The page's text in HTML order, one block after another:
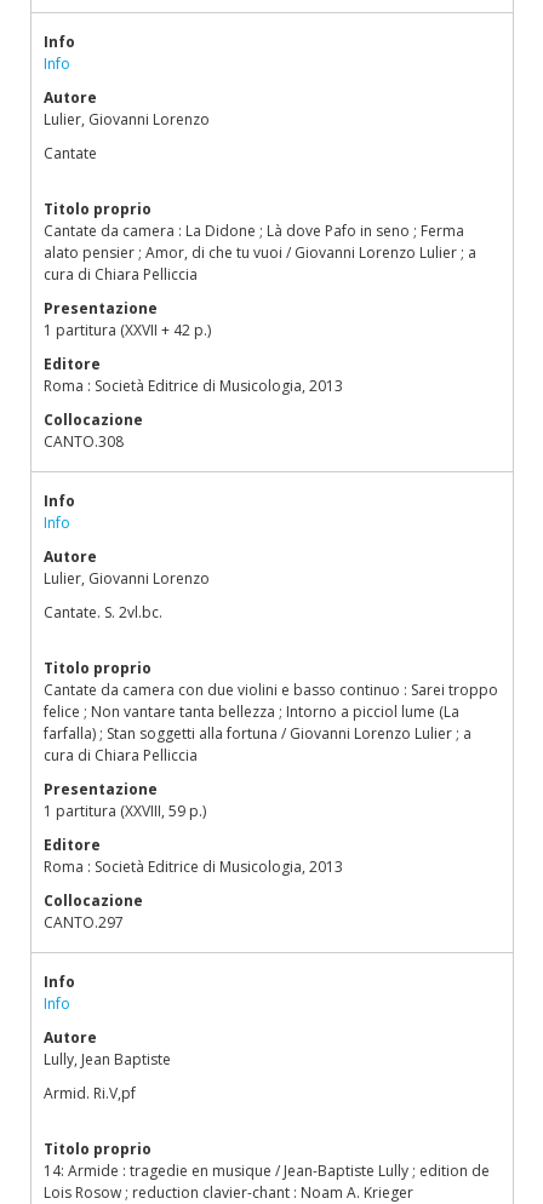
Info
Info
Autore
Lulier, Giovanni Lorenzo
Cantate
Titolo proprio
Cantate da camera : La Didone ; Là dove Pafo in seno ; Ferma
alato pensier ; Amor, di che tu vuoi / Giovanni Lorenzo Lulier ; a
cura di Chiara Pelliccia
Presentazione
1 partitura (XXVII + 42 p.)
Editore
Roma : Società Editrice di Musicologia, 2013
Collocazione
CANTO.308
Info
Info
Autore
Lulier, Giovanni Lorenzo
Cantate. S. 2vl.bc.
Titolo proprio
Cantate da camera con due violini e basso continuo : Sarei troppo
felice ; Non vantare tanta bellezza ; Intorno a picciol lume (La
farfalla) ; Stan soggetti alla fortuna / Giovanni Lorenzo Lulier ; a
cura di Chiara Pelliccia
Presentazione
1 partitura (XXVIII, 59 p.)
Editore
Roma : Società Editrice di Musicologia, 2013
Collocazione
CANTO.297
Info
Info
Autore
Lully, Jean Baptiste
Armid. Ri.V,pf
Titolo proprio
14: Armide : tragedie en musique / Jean-Baptiste Lully ; edition de
Lois Rosow ; reduction clavier-chant : Noam A. Krieger